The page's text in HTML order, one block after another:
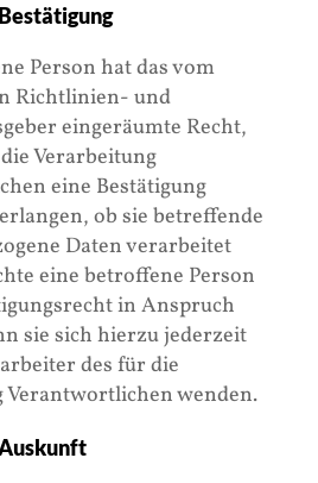
Person hat das vom
Richtlinien- und
eingeräumte Recht,
Verarbeitung
eine Bestätigung
ob sie betreffende
Daten verarbeitet
eine betroffene Person
in Anspruch
sie sich hierzu jederzeit
des für die
Verantwortlichen wenden.